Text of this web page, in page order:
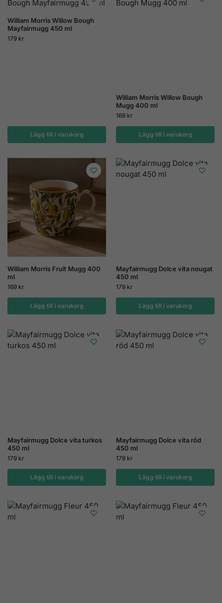
William Morris Willow Bough
Mayfairmugg 450 ml
179 kr
Lägg till i varukorg
William Morris Willow Bough
Mugg 400 ml
169 kr
Lägg till i varukorg
William Morris Fruit Mugg 400
ml
169 kr
Lägg till i varukorg
Mayfairmugg Dolce vita nougat
450 ml
179 kr
Lägg till i varukorg
Mayfairmugg Dolce vita turkos
450 ml
179 kr
Lägg till i varukorg
Mayfairmugg Dolce vita röd
450 ml
179 kr
Lägg till i varukorg